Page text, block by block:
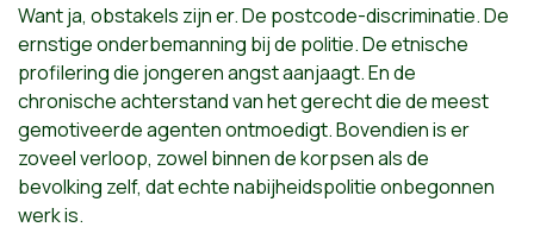
Want ja, obstakels zijn er. De postcode-discriminatie. De
ernstige onderbemanning bij de politie. De etnische
profilering die jongeren angst aanjaagt. En de
chronische achterstand van het gerecht die de meest
gemotiveerde agenten ontmoedigt. Bovendien is er
zoveel verloop, zowel binnen de korpsen als de
bevolking zelf, dat echte nabijheidspolitie onbegonnen
werk is.